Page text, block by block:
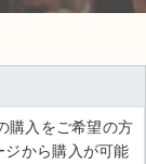
購入をご希望の方
ジから購入が可能